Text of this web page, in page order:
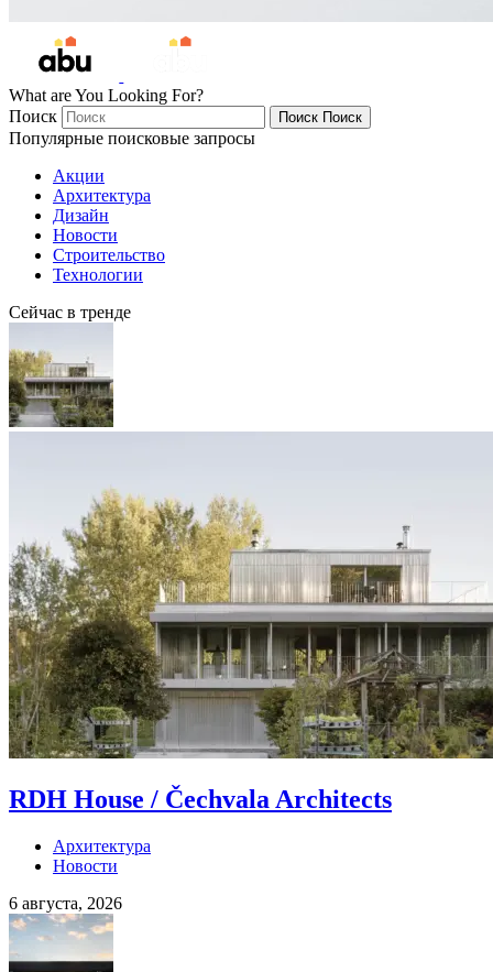
What are You Looking For?
Поиск
Поиск Поиск
Популярные поисковые запросы
Акции
Архитектура
Дизайн
Новости
Строительство
Технологии
Сейчас в тренде
RDH House / Čechvala Architects
Архитектура
Новости
6 августа, 2026